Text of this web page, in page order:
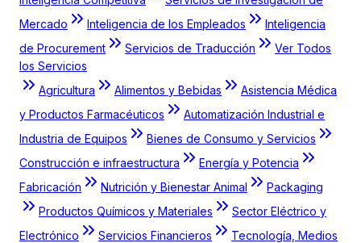
Mercado
Inteligencia de los Empleados
Inteligencia
de Procurement
Servicios de Traducción
Ver Todos
los Servicios
Agricultura
Alimentos y Bebidas
Asistencia Médica
y Productos Farmacéuticos
Automatización Industrial e
Industria de Equipos
Bienes de Consumo y Servicios
Construcción e infraestructura
Energía y Potencia
Fabricación
Nutrición y Bienestar Animal
Packaging
Productos Químicos y Materiales
Sector Eléctrico y
Electrónico
Servicios Financieros
Tecnología, Medios